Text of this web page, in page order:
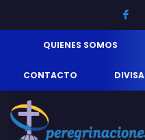
QUIENES SOMOS
CONTACTO